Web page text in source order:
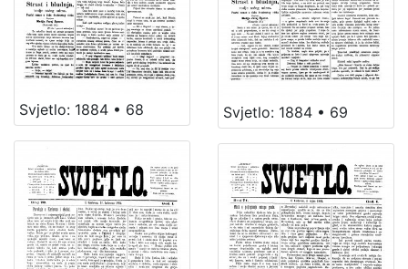
Svjetlo: 1884 • 68 Svjetlo: 1884 • 69